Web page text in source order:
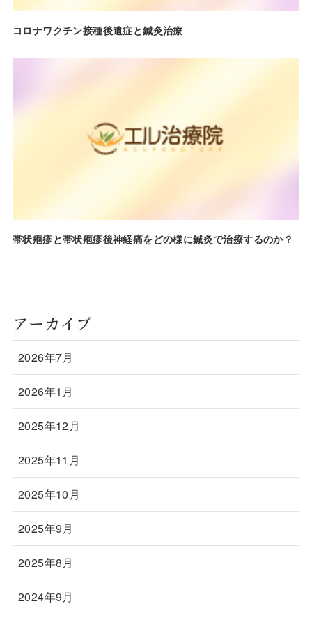
コロナワクチン接種後遺症と鍼灸治療
帯状疱疹と帯状疱疹後神経痛をどの様に鍼灸で治療するのか？
アーカイブ
2026年7月
2026年1月
2025年12月
2025年11月
2025年10月
2025年9月
2025年8月
2024年9月